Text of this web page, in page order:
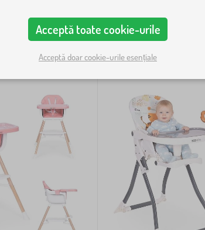
Acceptă toate cookie-urile
Acceptă doar cookie-urile esențiale